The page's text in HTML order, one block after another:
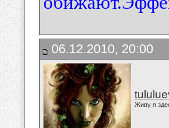
06.12.2010, 20:00
Живу я